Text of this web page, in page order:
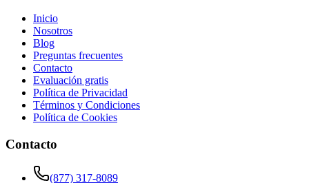
Inicio
Nosotros
Blog
Preguntas frecuentes
Contacto
Evaluación gratis
Política de Privacidad
Términos y Condiciones
Política de Cookies
Contacto
(877) 317-8089